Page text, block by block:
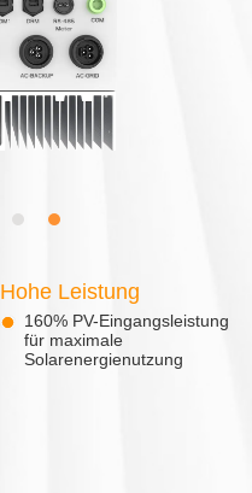
Hohe Leistung
160% PV-Eingangsleistung
für maximale
Solarenergienutzung